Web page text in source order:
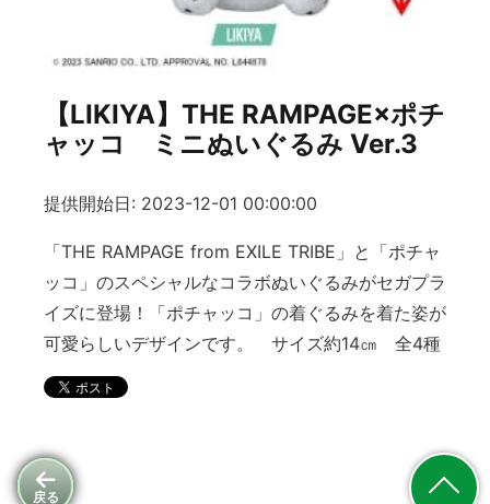
戻る
【LIKIYA】THE RAMPAGE×ポチ
ャッコ ミニぬいぐるみ Ver.3
提供開始日: 2023-12-01 00:00:00
「THE RAMPAGE from EXILE TRIBE」と「ポチャ
ッコ」のスペシャルなコラボぬいぐるみがセガプラ
イズに登場！「ポチャッコ」の着ぐるみを着た姿が
可愛らしいデザインです。 サイズ約14㎝ 全4種